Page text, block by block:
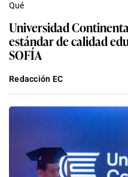
Qué
Universidad
estándar de calidad
SOFÍA
Redacción EC